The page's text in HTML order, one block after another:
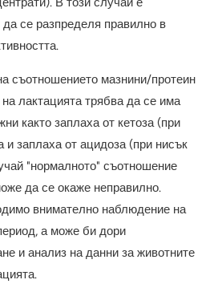
се разпределя правилно в
съотношението мазнини/протеин
лактацията трябва да се има
както заплаха от кетоза (при
и заплаха от ацидоза (при нисък
"нормалното" съотношение
да се окаже неправилно.
внимателно наблюдение на
а може би дори
и анализ на данни за животните